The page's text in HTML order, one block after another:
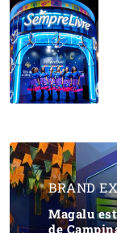
BRAND
Magalu
de